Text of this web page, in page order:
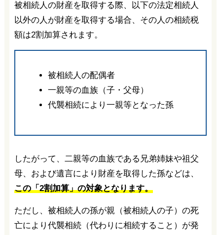
被相続人の財産を取得する際、以下の法定相続人
以外の人が財産を取得する場合、その人の相続税
額は2割加算されます。
被相続人の配偶者
一親等の血族（子・父母）
代襲相続により一親等となった孫
したがって、二親等の血族である兄弟姉妹や祖父
母、および遺言により財産を取得した孫などは、
この「2割加算」の対象となります。
ただし、被相続人の孫が親（被相続人の子）の死
亡により代襲相続（代わりに相続すること）が発